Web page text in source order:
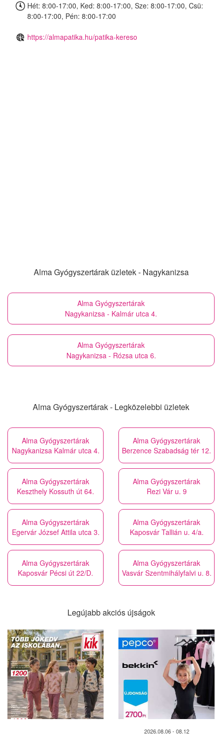
Hét: 8:00-17:00, Ked: 8:00-17:00, Sze: 8:00-17:00, Csü:
8:00-17:00, Pén: 8:00-17:00
https://almapatika.hu/patika-kereso
Alma Gyógyszertárak üzletek - Nagykanizsa
Alma Gyógyszertárak
Nagykanizsa - Kalmár utca 4.
Alma Gyógyszertárak
Nagykanizsa - Rózsa utca 6.
Alma Gyógyszertárak - Legközelebbi üzletek
Alma Gyógyszertárak
Nagykanizsa Kalmár utca 4.
Alma Gyógyszertárak
Berzence Szabadság tér 12.
Alma Gyógyszertárak
Keszthely Kossuth út 64.
Alma Gyógyszertárak
Rezi Vár u. 9
Alma Gyógyszertárak
Egervár József Attila utca 3.
Alma Gyógyszertárak
Kaposvár Tallián u. 4/a.
Alma Gyógyszertárak
Kaposvár Pécsi út 22/D.
Alma Gyógyszertárak
Vasvár Szentmihályfalvi u. 8.
Legújabb akciós újságok
2026.08.06 - 08.12